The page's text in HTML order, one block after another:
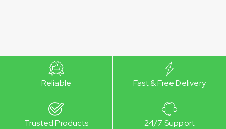
Reliable Fast & Free Delivery
Trusted Products 24/7 Support